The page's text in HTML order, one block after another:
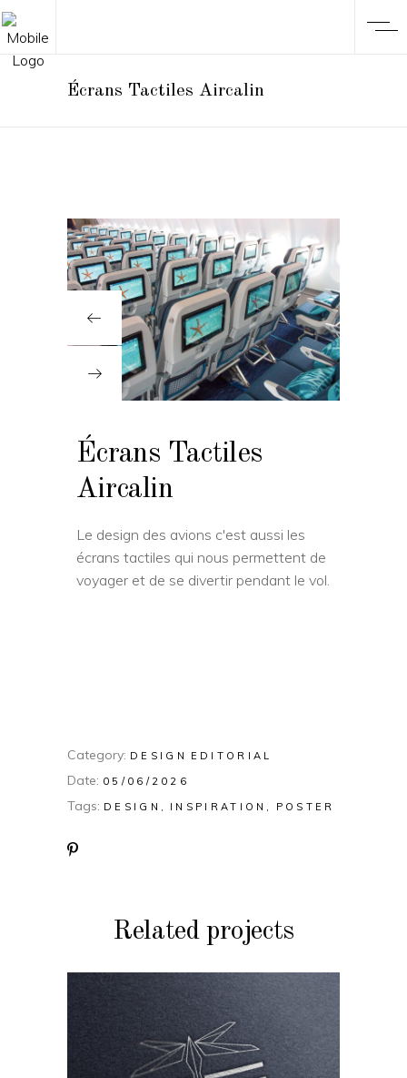
Écrans Tactiles Aircalin
Écrans Tactiles
Aircalin
Le design des avions c'est aussi les
écrans tactiles qui nous permettent de
voyager et de se divertir pendant le vol.
Category: DESIGN EDITORIAL
Date: 05/06/2026
Tags: DESIGN INSPIRATION POSTER
Related projects